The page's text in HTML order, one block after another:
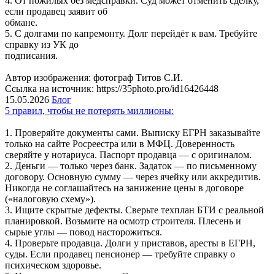
если продавец заявит об
обмане.
5. С долгами по капремонту. Долг перейдёт к вам. Требуйте
справку из УК до
подписания.
Автор изображения: фотограф Титов С.И.
Ссылка на источник: https://35photo.pro/id16426448
15.05.2026 Блог
5 правил, чтобы не потерять миллионы:
1. Проверяйте документы сами. Выписку ЕГРН заказывайте
только на сайте Росреестра или в МФЦ. Доверенность
сверяйте у нотариуса. Паспорт продавца — с оригиналом.
2. Деньги — только через банк. Задаток — по письменному
договору. Основную сумму — через ячейку или аккредитив.
Никогда не соглашайтесь на занижение цены в договоре
(«налоговую схему»).
3. Ищите скрытые дефекты. Сверьте техплан БТИ с реальной
планировкой. Возьмите на осмотр строителя. Плесень и
сырые углы — повод насторожиться.
4. Проверьте продавца. Долги у приставов, аресты в ЕГРН,
суды. Если продавец пенсионер — требуйте справку о
психическом здоровье.